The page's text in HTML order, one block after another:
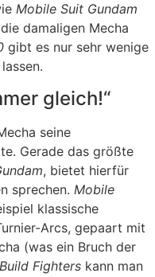
Mobile Suit Gundam
damaligen Mecha
gibt es nur sehr wenige
gleich!“
seine
Gerade das größte
, bietet hierfür
sprechen. Mobile
klassische
Arcs, gepaart mit
(was ein Bruch der
Fighters kann man